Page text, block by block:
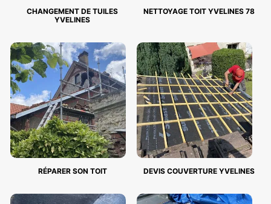
CHANGEMENT DE TUILES
YVELINES
NETTOYAGE TOIT YVELINES 78
RÉPARER SON TOIT DEVIS COUVERTURE YVELINES